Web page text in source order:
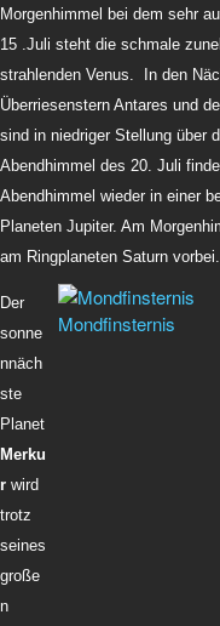
Morgenhimmel bei dem sehr
15 .Juli steht die schmale
strahlenden Venus. In den
Überriesenstern Antares und
sind in niedriger Stellung über
Abendhimmel des 20. Juli
Abendhimmel wieder in einer
Planeten Jupiter. Am
am Ringplaneten Saturn vorbei.
Mondfinsternis
Der
sonne
nnäch
ste
Planet
Merku
r wird
trotz
seines
große
n